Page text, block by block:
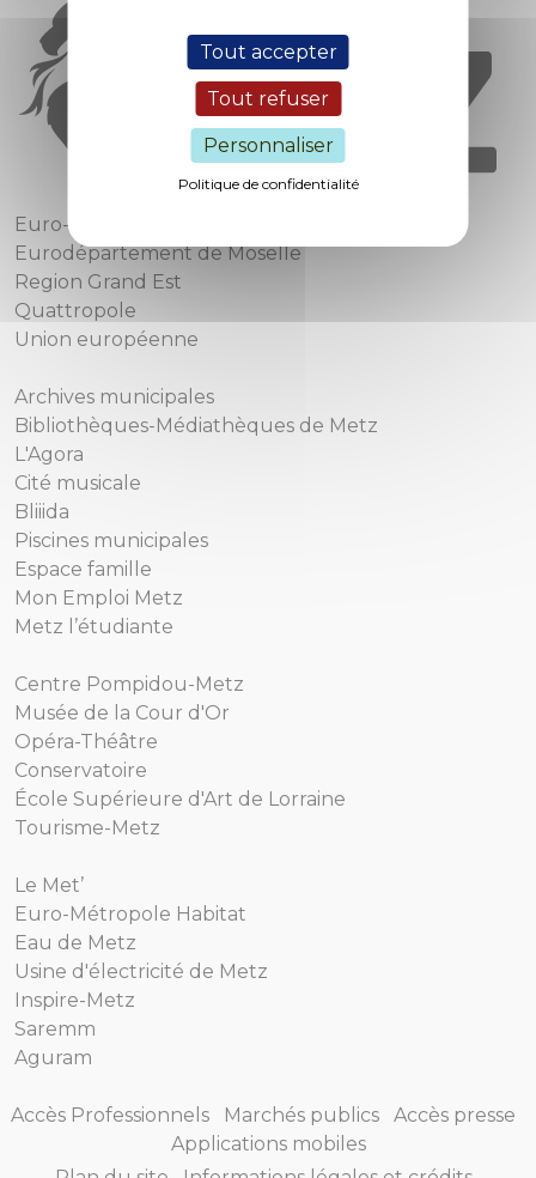
Tout accepter
Tout refuser
Personnaliser
Politique de confidentialité
Euro-Métropole de Metz
Eurodépartement de Moselle
Region Grand Est
Quattropole
Union européenne
Archives municipales
Bibliothèques-Médiathèques de Metz
L'Agora
Cité musicale
Bliiida
Piscines municipales
Espace famille
Mon Emploi Metz
Metz l’étudiante
Centre Pompidou-Metz
Musée de la Cour d'Or
Opéra-Théâtre
Conservatoire
École Supérieure d'Art de Lorraine
Tourisme-Metz
Le Met’
Euro-Métropole Habitat
Eau de Metz
Usine d'électricité de Metz
Inspire-Metz
Saremm
Aguram
Accès Professionnels Marchés publics
Accès presse
Applications mobiles